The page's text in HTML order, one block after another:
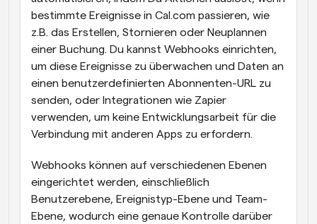
bestimmte Ereignisse in Cal.com passieren, wie
z.B. das Erstellen, Stornieren oder Neuplannen
einer Buchung. Du kannst Webhooks einrichten,
um diese Ereignisse zu überwachen und Daten an
einen benutzerdefinierten Abonnenten-URL zu
senden, oder Integrationen wie Zapier
verwenden, um keine Entwicklungsarbeit für die
Verbindung mit anderen Apps zu erfordern.
Webhooks können auf verschiedenen Ebenen
eingerichtet werden, einschließlich
Benutzerebene, Ereignistyp-Ebene und Team-
Ebene, wodurch eine genaue Kontrolle darüber